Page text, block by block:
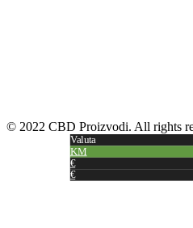
© 2022 CBD Proizvodi. All rights
Valuta
KM
€
€